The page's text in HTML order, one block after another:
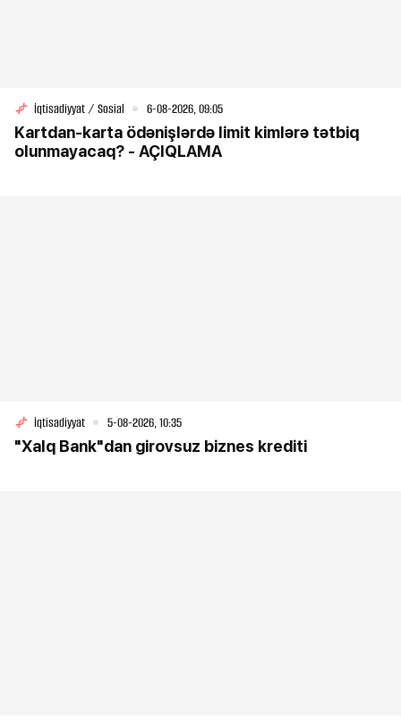
İqtisadiyyat / Sosial 6-08-2026, 09:05
Kartdan-karta ödənişlərdə limit kimlərə tətbiq
olunmayacaq? - AÇIQLAMA
İqtisadiyyat 5-08-2026, 10:35
"Xalq Bank"dan girovsuz biznes krediti